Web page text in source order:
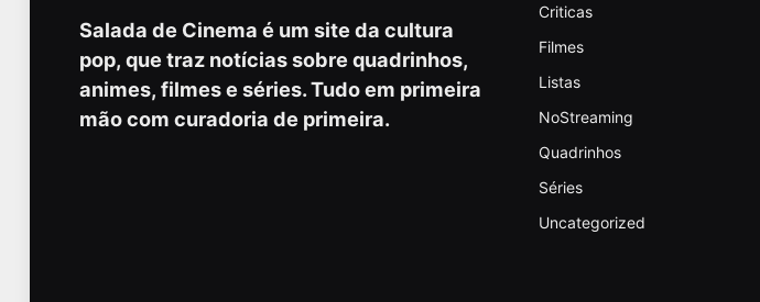
Salada de Cinema é um site da cultura
pop, que traz notícias sobre quadrinhos,
animes, filmes e séries. Tudo em primeira
mão com curadoria de primeira.
Criticas
Filmes
Listas
NoStreaming
Quadrinhos
Séries
Uncategorized